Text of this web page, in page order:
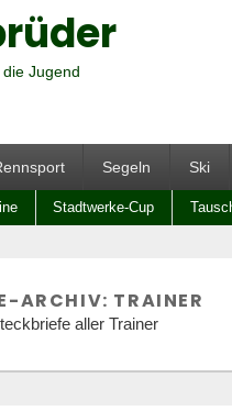
Jugend
Segeln Ski
Stadtwerke-Cup
ARCHIV: TRAINER
aller Trainer